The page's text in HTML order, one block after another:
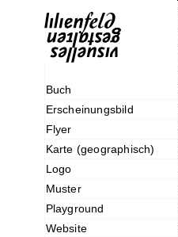
Buch
Erscheinungsbild
Flyer
Karte (geographisch)
Logo
Muster
Playground
Website